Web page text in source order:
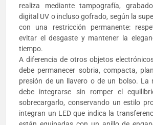
realiza mediante tampografía,
digital UV o incluso gofrado, según la
con una restricción permanente:
evitar el desgaste y mantener la
tiempo.
A diferencia de otros objetos
debe permanecer sobria, compacta,
presión de un llavero o de un bolso. La
debe integrarse sin romper el
sobrecargarlo, conservando un estilo
integran un LED que indica la